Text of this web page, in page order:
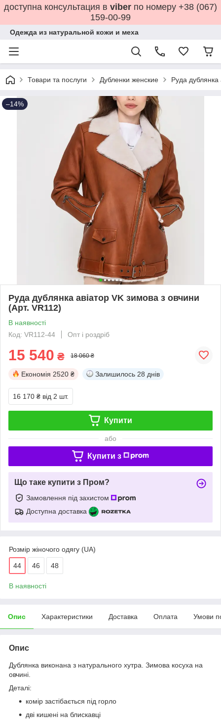
доступна консультация в viber по номеру +38 (067)
159-00-99
Одежда из натуральной кожи и меха
Товари та послуги Дубленки женские Руда дублянка
–14%
Руда дублянка авіатор VK зимова з овчини
(Арт. VR112)
В наявності
Код: VR112-44
Опт і роздріб
15 540 ₴ 18 060 ₴
Економія 2520 ₴ Залишилось 28 днів
16 170 ₴ від 2 шт.
Купити
або
Купити з
Що таке купити з Пром?
Замовлення під захистом
Доступна доставка
Розмір жіночого одягу (UA)
44 46 48
В наявності
Опис Характеристики Доставка Оплата Умови
Опис
Дублянка виконана з натурального хутра. Зимова косуха на
овчині.
Деталі:
комір застібається під горло
дві кишені на блискавці